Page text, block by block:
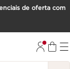
de oferta com